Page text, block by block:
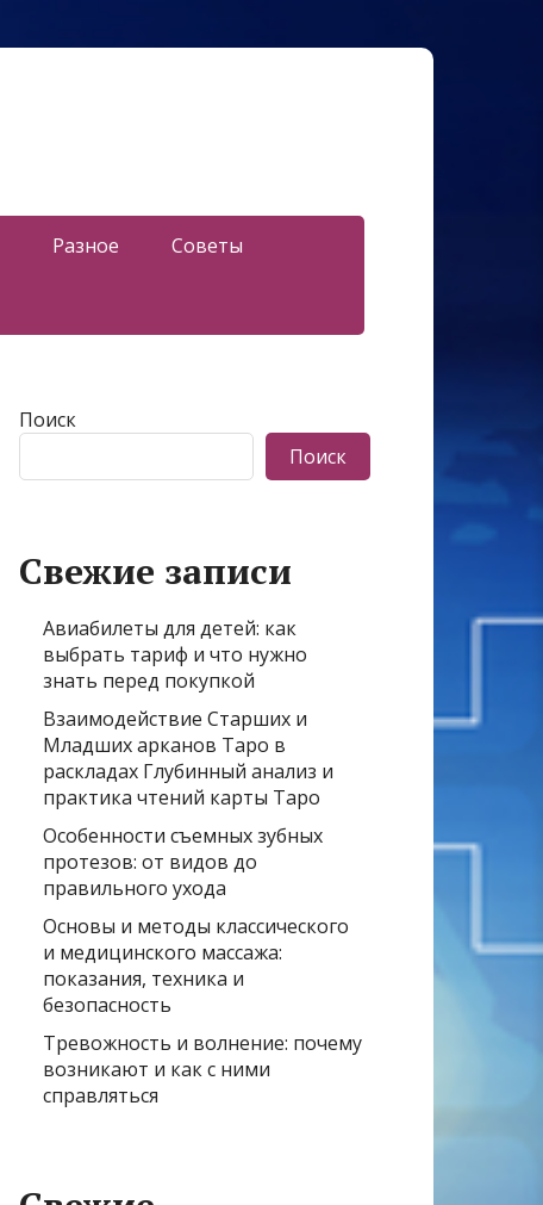
Разное Советы
Поиск
Поиск
Свежие записи
Авиабилеты для детей: как
выбрать тариф и что нужно
знать перед покупкой
Взаимодействие Старших и
Младших арканов Таро в
раскладах Глубинный анализ и
практика чтений карты Таро
Особенности съемных зубных
протезов: от видов до
правильного ухода
Основы и методы классического
и медицинского массажа:
показания, техника и
безопасность
Тревожность и волнение: почему
возникают и как с ними
справляться